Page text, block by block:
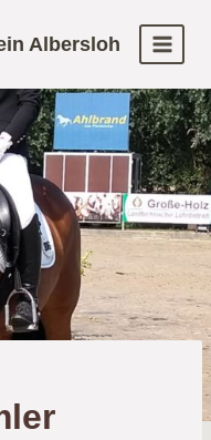
Albersloh